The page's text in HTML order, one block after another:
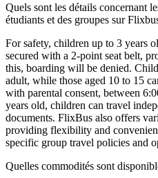
Quels sont les détails concernant
étudiants et des groupes sur
For safety, children up to 3 years
secured with a 2-point seat belt,
this, boarding will be denied.
adult, while those aged 10 to 15
with parental consent, between
years old, children can travel
documents. FlixBus also offers
providing flexibility and
specific group travel policies and
Quelles commodités sont